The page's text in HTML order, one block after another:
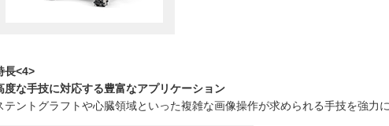
長<4>
度な手技に対応する豊富なアプリケーション
テントグラフトや心臓領域といった複雑な画像操作が求められる手技を強力